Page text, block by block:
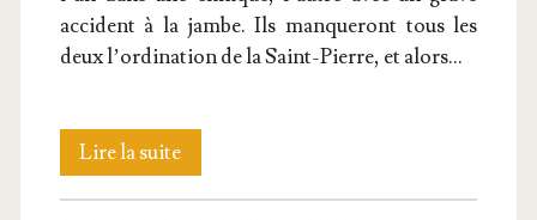
acci­dent à la jambe. Ils man­que­ront tous les
deux l’ordination de la Saint-Pierre, et alors…
Lire la suiteLa
Hié­